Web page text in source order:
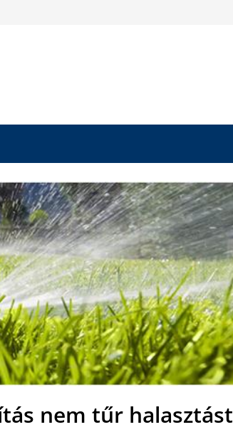
nem tűr halasztást